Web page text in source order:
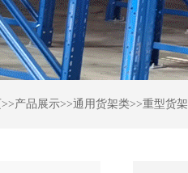
>>产品展示>>通用货架类>>重型货架